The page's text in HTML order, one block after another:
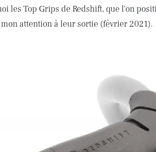
les Top Grips de Redshift, que l'on
attention à leur sortie (février 2021).